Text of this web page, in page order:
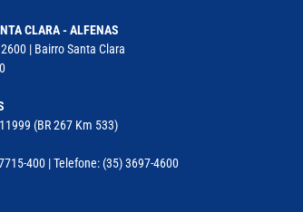
CLARA - ALFENAS
| Bairro Santa Clara
(BR 267 Km 533)
400 | Telefone: (35) 3697-4600